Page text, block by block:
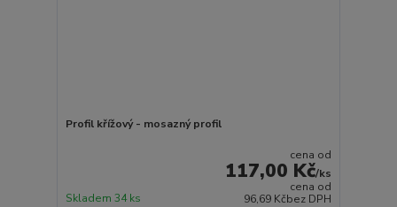
Profil křížový - mosazný profil
cena od
117,00 Kč/ks
cena od
96,69 Kčbez DPH
Skladem 34 ks